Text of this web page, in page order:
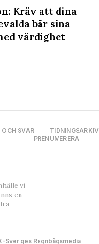
Kräv att dina
bär sina
värdighet
OCH SVAR TIDNINGSARKIV
PRENUMERERA
vi
en
Sveriges Regnbågsmedia